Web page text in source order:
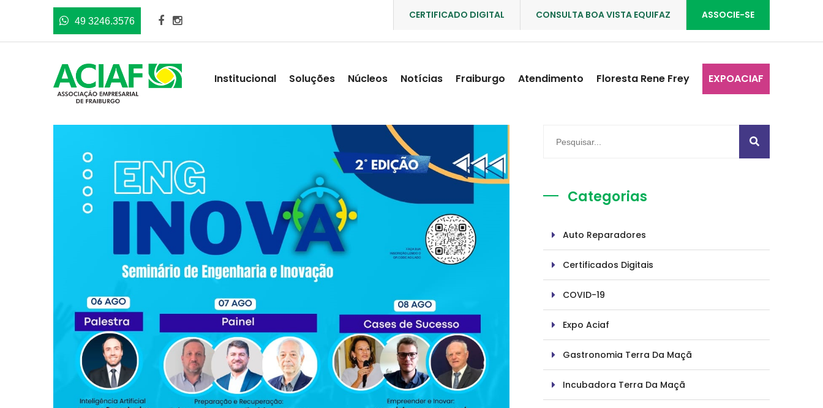
49 3246.3576
ASSOCIE-SE
CONSULTA BOA VISTA EQUIFAZ
CERTIFICADO DIGITAL
Institucional Soluções Núcleos Notícias Fraiburgo Atendimento Floresta Rene Frey EXPOACIAF
Categorias
Auto Reparadores
Certificados Digitais
COVID-19
Expo Aciaf
Gastronomia Terra Da Maçã
Incubadora Terra Da Maçã